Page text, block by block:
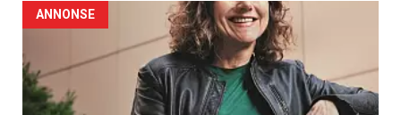
ANNONSE